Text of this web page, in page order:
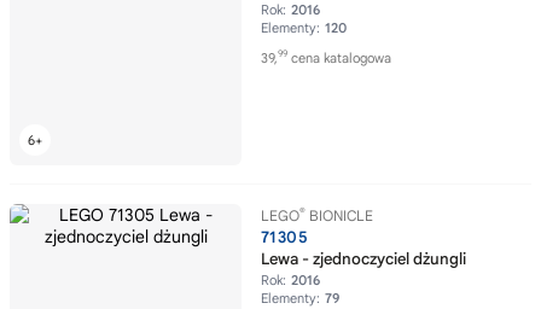
Rok: 2016
Elementy: 120
39,99 cena katalogowa
LEGO® BIONICLE
71305
Lewa - zjednoczyciel dżungli
Rok: 2016
Elementy: 79